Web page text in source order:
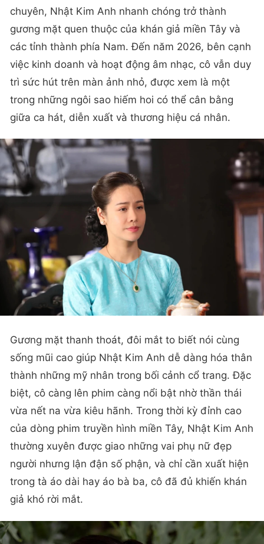
chuyên, Nhật Kim Anh nhanh chóng trở thành
gương mặt quen thuộc của khán giả miền Tây và
các tỉnh thành phía Nam. Đến năm 2026, bên cạnh
việc kinh doanh và hoạt động âm nhạc, cô vẫn duy
trì sức hút trên màn ảnh nhỏ, được xem là một
trong những ngôi sao hiếm hoi có thể cân bằng
giữa ca hát, diễn xuất và thương hiệu cá nhân.
Gương mặt thanh thoát, đôi mắt to biết nói cùng
sống mũi cao giúp Nhật Kim Anh dễ dàng hóa thân
thành những mỹ nhân trong bối cảnh cổ trang. Đặc
biệt, cô càng lên phim càng nổi bật nhờ thần thái
vừa nết na vừa kiêu hãnh. Trong thời kỳ đỉnh cao
của dòng phim truyền hình miền Tây, Nhật Kim Anh
thường xuyên được giao những vai phụ nữ đẹp
người nhưng lận đận số phận, và chỉ cần xuất hiện
trong tà áo dài hay áo bà ba, cô đã đủ khiến khán
giả khó rời mắt.